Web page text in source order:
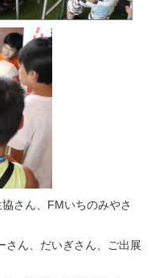
さん、FMいちのみやさ
さん、だいぎさん、ご出展